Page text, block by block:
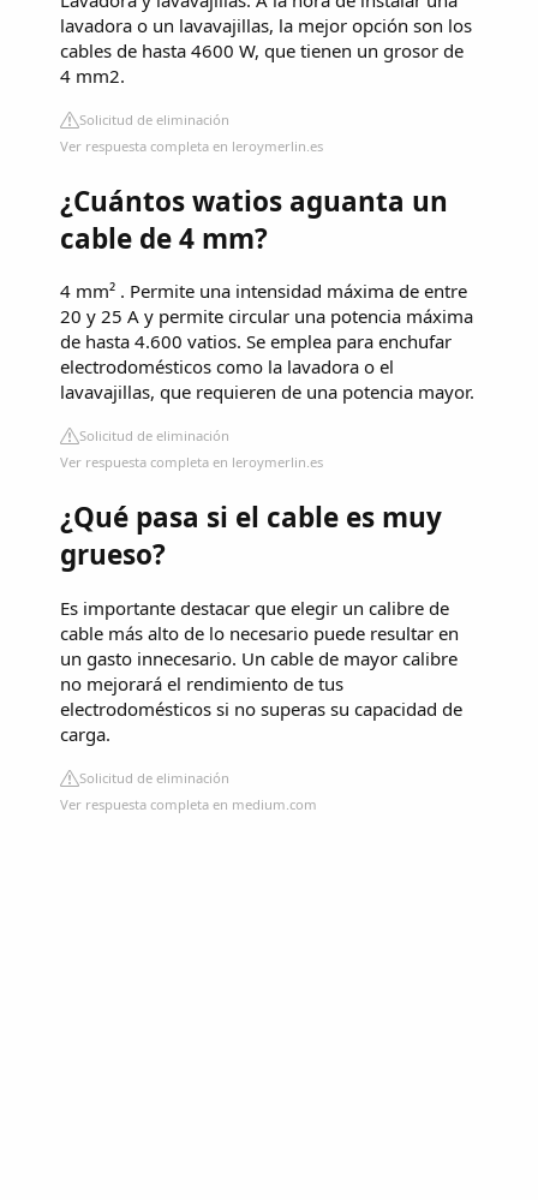
lavadora o un lavavajillas, la mejor opción son los
cables de hasta 4600 W, que tienen un grosor de
4 mm2.
Solicitud de eliminación
Ver respuesta completa en leroymerlin.es
¿Cuántos watios aguanta un
cable de 4 mm?
4 mm² . Permite una intensidad máxima de entre
20 y 25 A y permite circular una potencia máxima
de hasta 4.600 vatios. Se emplea para enchufar
electrodomésticos como la lavadora o el
lavavajillas, que requieren de una potencia mayor.
Solicitud de eliminación
Ver respuesta completa en leroymerlin.es
¿Qué pasa si el cable es muy
grueso?
Es importante destacar que elegir un calibre de
cable más alto de lo necesario puede resultar en
un gasto innecesario. Un cable de mayor calibre
no mejorará el rendimiento de tus
electrodomésticos si no superas su capacidad de
carga.
Solicitud de eliminación
Ver respuesta completa en medium.com